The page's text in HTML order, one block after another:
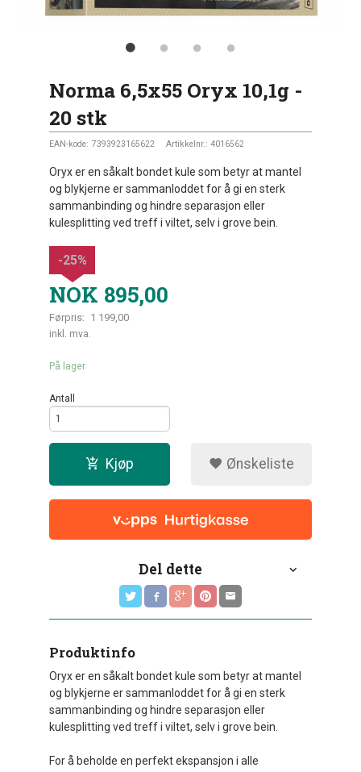
Norma 6,5x55 Oryx 10,1g -
20 stk
EAN-kode: 7393923165622 Artikkelnr.: 4016562
Oryx er en såkalt bondet kule som betyr at mantel
og blykjerne er sammanloddet for å gi en sterk
sammanbinding og hindre separasjon eller
kulesplitting ved treff i viltet, selv i grove bein.
NOK 895,00
Førpris: 1 199,00
Rabatt
-25%
inkl. mva.
På lager
Antall
Kjøp Ønskeliste
Del dette
Produktinfo
Oryx er en såkalt bondet kule som betyr at mantel
og blykjerne er sammanloddet for å gi en sterk
sammanbinding og hindre separasjon eller
kulesplitting ved treff i viltet, selv i grove bein.
For å beholde en perfekt ekspansjon i alle